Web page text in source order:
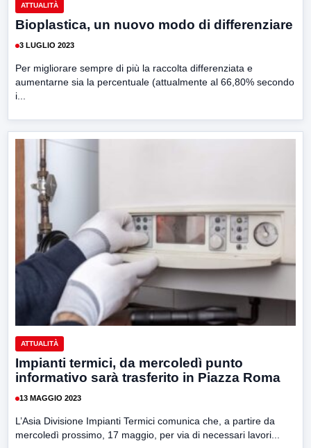
ATTUALITÀ
Bioplastica, un nuovo modo di differenziare
3 LUGLIO 2023
Per migliorare sempre di più la raccolta differenziata e
aumentarne sia la percentuale (attualmente al 66,80% secondo
i...
ATTUALITÀ
Impianti termici, da mercoledì punto
informativo sarà trasferito in Piazza Roma
13 MAGGIO 2023
L’Asia Divisione Impianti Termici comunica che, a partire da
mercoledì prossimo, 17 maggio, per via di necessari lavori...